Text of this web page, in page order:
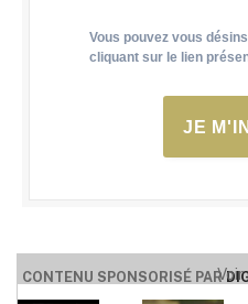
Vous pouvez vous
cliquant sur le lien
JE
CONTENU SPONSORISÉ PARVoir